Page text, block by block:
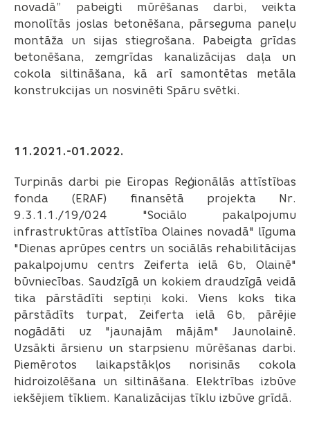
novadā” pabeigti mūrēšanas darbi, veikta
monolītās joslas betonēšana, pārseguma paneļu
montāža un sijas stiegrošana. Pabeigta grīdas
betonēšana, zemgrīdas kanalizācijas daļa un
cokola siltināšana, kā arī samontētas metāla
konstrukcijas un nosvinēti Spāru svētki.
11.2021.-01.2022.
Turpinās darbi pie Eiropas Reģionālās attīstības
fonda (ERAF) finansētā projekta Nr.
9.3.1.1./19/024 "Sociālo pakalpojumu
infrastruktūras attīstība Olaines novadā" līguma
"Dienas aprūpes centrs un sociālās rehabilitācijas
pakalpojumu centrs Zeiferta ielā 6b, Olainē"
būvniecības. Saudzīgā un kokiem draudzīgā veidā
tika pārstādīti septiņi koki. Viens koks tika
pārstādīts turpat, Zeiferta ielā 6b, pārējie
nogādāti uz "jaunajām mājām" Jaunolainē.
Uzsākti ārsienu un starpsienu mūrēšanas darbi.
Piemērotos laikapstākļos norisinās cokola
hidroizolēšana un siltināšana. Elektrības izbūve
iekšējiem tīkliem. Kanalizācijas tīklu izbūve grīdā.